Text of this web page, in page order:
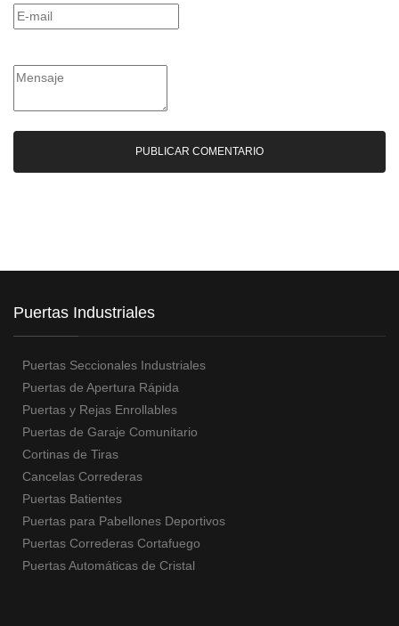
Puertas Industriales
Puertas Seccionales Industriales
Puertas de Apertura Rápida
Puertas y Rejas Enrollables
Puertas de Garaje Comunitario
Cortinas de Tiras
Cancelas Correderas
Puertas Batientes
Puertas para Pabellones Deportivos
Puertas Correderas Cortafuego
Puertas Automáticas de Cristal